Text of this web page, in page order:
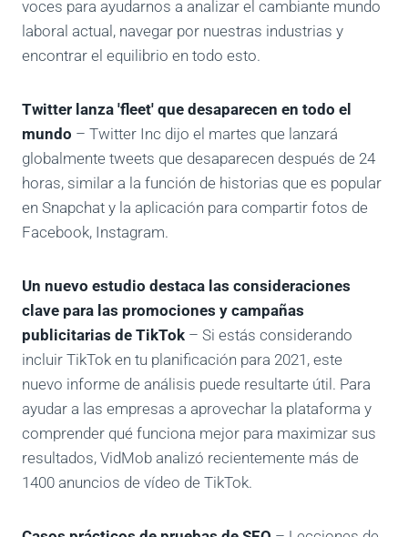
voces para ayudarnos a analizar el cambiante mundo
laboral actual, navegar por nuestras industrias y
encontrar el equilibrio en todo esto.
Twitter lanza 'fleet' que desaparecen en todo el
mundo – Twitter Inc dijo el martes que lanzará
globalmente tweets que desaparecen después de 24
horas, similar a la función de historias que es popular
en Snapchat y la aplicación para compartir fotos de
Facebook, Instagram.
Un nuevo estudio destaca las consideraciones
clave para las promociones y campañas
publicitarias de TikTok – Si estás considerando
incluir TikTok en tu planificación para 2021, este
nuevo informe de análisis puede resultarte útil. Para
ayudar a las empresas a aprovechar la plataforma y
comprender qué funciona mejor para maximizar sus
resultados, VidMob analizó recientemente más de
1400 anuncios de vídeo de TikTok.